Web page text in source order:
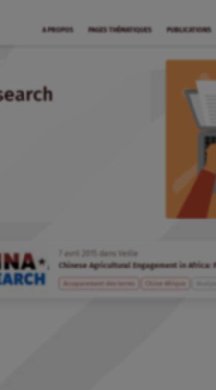
A PROPOS PAGES THÉMATIQUES PUBLICATIONS
avril dans
Veille
Chinese Agricultural Engagement in Africa:
Accaparement des terres Chine-Afrique